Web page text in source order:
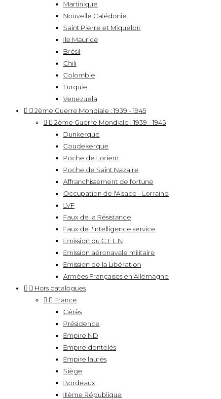
Martinique
Nouvelle Calédonie
Saint Pierre et Miquelon
Ile Maurice
Brésil
Chili
Colombie
Turquie
Venezuela
  2ème Guerre Mondiale : 1939 - 1945
  2ème Guerre Mondiale : 1939 - 1945
Dunkerque
Coudekerque
Poche de Lorient
Poche de Saint Nazaire
Affranchissement de fortune
Occupation de l'Alsace - Lorraine
LVF
Faux de la Résistance
Faux de l'intelligence service
Emission du C.F.L.N
Emission aéronavale militaire
Emission de la Libération
Armées Françaises en Allemagne
  Hors catalogues
  France
Cérès
Présidence
Empire ND
Empire dentelés
Empire laurés
Siège
Bordeaux
IIIème République